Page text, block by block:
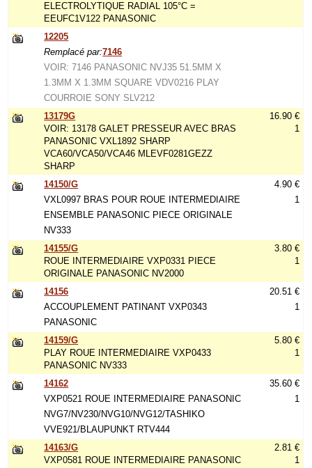
ELECTROLYTIQUE RADIAL 105°C =
EEUFC1V122 PANASONIC
12205
Remplacé par:7146
VOIR: 7146 PANASONIC NVJ35 51.5MM X
1.3MM X 1.3MM SQUARE VDV0216 PLAY
COURROIE SONY SLV212
13179G
VOIR: 13178 GALET PRESSEUR AVEC BRAS
PANASONIC VXL1892 SHARP
VCA60/VCA50/VCA46 MLEVF0281GEZZ
SHARP
16.90 €
1
14150/G
VXL0997 BRAS POUR ROUE INTERMEDIAIRE
ENSEMBLE PANASONIC PIECE ORIGINALE
NV333
4.90 €
1
14155/G
ROUE INTERMEDIAIRE VXP0331 PIECE
ORIGINALE PANASONIC NV2000
3.80 €
1
14156
ACCOUPLEMENT PATINANT VXP0343
PANASONIC
20.51 €
1
14159/G
PLAY ROUE INTERMEDIAIRE VXP0433
PANASONIC NV333
5.80 €
1
14162
VXP0521 ROUE INTERMEDIAIRE PANASONIC
NVG7/NV230/NVG10/NVG12/TASHIKO
VVE921/BLAUPUNKT RTV444
35.60 €
1
14163/G
VXP0581 ROUE INTERMEDIAIRE PANASONIC
2.81 €
1